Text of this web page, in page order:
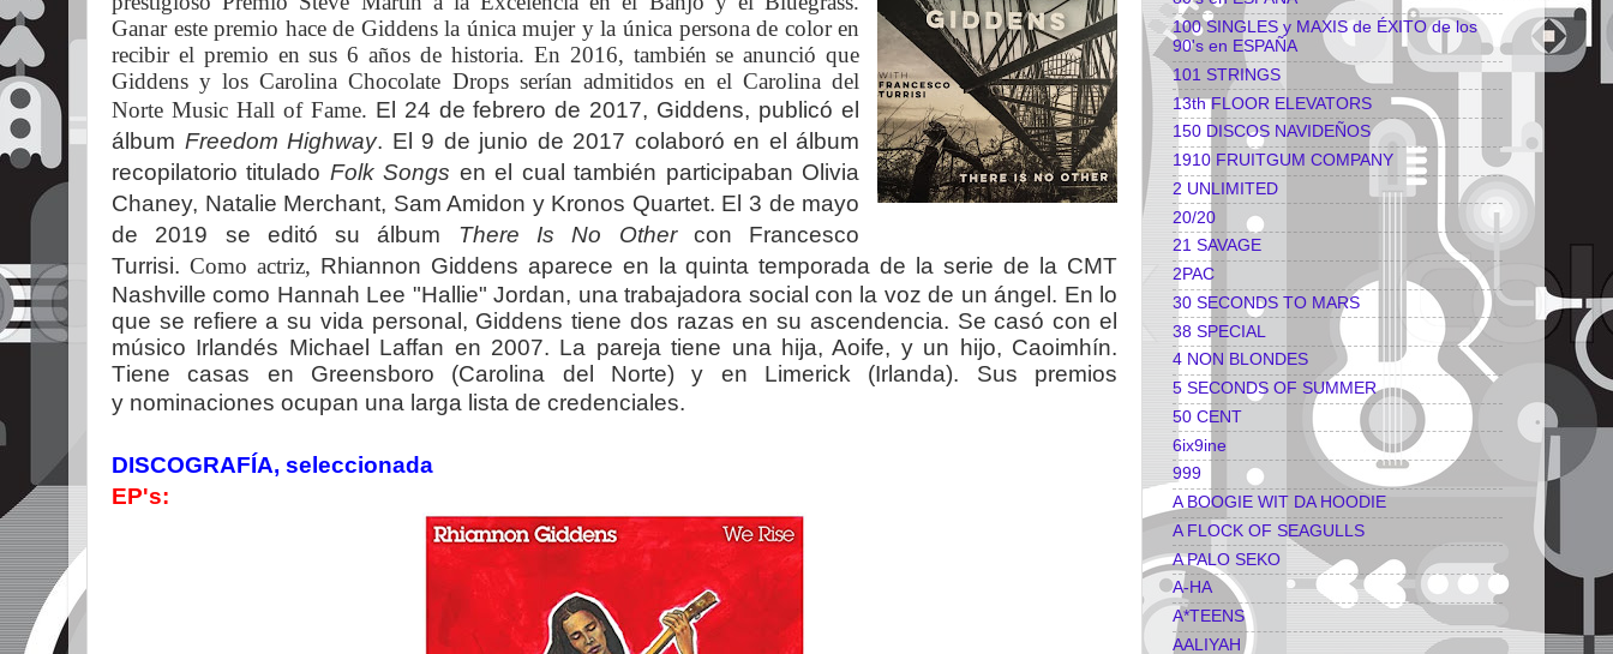
Ganar este premio hace de Giddens la única mujer y la única persona de color en
recibir el premio en sus 6 años de historia. En 2016, también se anunció que
Giddens y los Carolina Chocolate Drops serían admitidos en el Carolina del
Norte Music Hall of Fame. El 24 de febrero de 2017, Giddens, publicó el
álbum Freedom Highway. El 9 de junio de 2017 colaboró en el álbum
recopilatorio titulado Folk Songs en el cual también participaban Olivia
Chaney, Natalie Merchant, Sam Amidon y Kronos Quartet. El 3 de mayo
de 2019 se editó su álbum There Is No Othercon Francesco
Turrisi. Como actriz, Rhiannon Giddens aparece en la quinta temporada de la serie de la CMT
Nashville como Hannah Lee "Hallie" Jordan, una trabajadora social con la voz de un ángel. En lo
que se refiere a su vida personal, Giddens tiene dos razas en su ascendencia. Se casó con el
músico Irlandés Michael Laffan en 2007. La pareja tiene una hija, Aoife, y un hijo, Caoimhín.
Tiene casas en Greensboro (Carolina del Norte) y en Limerick (Irlanda). Sus premios
y nominaciones ocupan una larga lista de credenciales.
DISCOGRAFÍA, seleccionada
EP's:
100 SINGLES y MAXIS de ÉXITO de los
90's en ESPAÑA
101 STRINGS
13th FLOOR ELEVATORS
150 DISCOS NAVIDEÑOS
1910 FRUITGUM COMPANY
2 UNLIMITED
20/20
21 SAVAGE
2PAC
30 SECONDS TO MARS
38 SPECIAL
4 NON BLONDES
5 SECONDS OF SUMMER
50 CENT
6ix9ine
999
A BOOGIE WIT DA HOODIE
A FLOCK OF SEAGULLS
A PALO SEKO
A-HA
A*TEENS
AALIYAH